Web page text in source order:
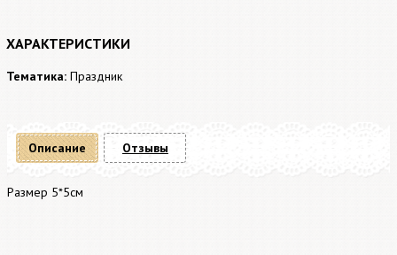
ХАРАКТЕРИСТИКИ
Тематика: Праздник
Описание
Размер 5*5см
Отзывы